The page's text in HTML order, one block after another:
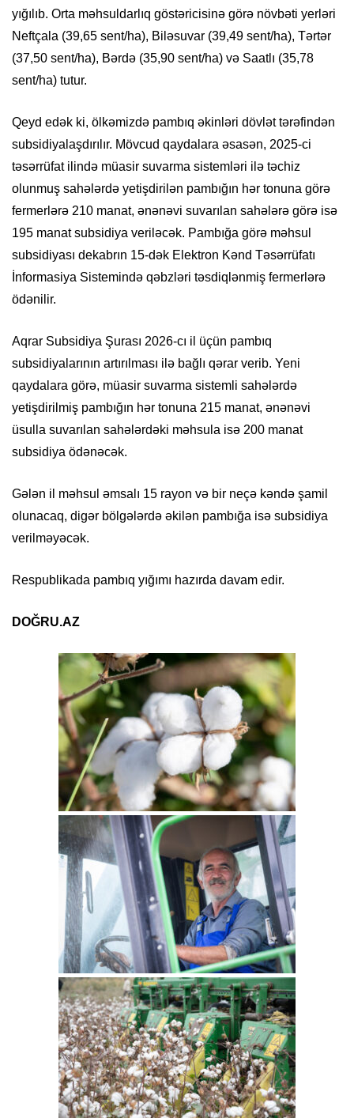
yığılıb. Orta məhsuldarlıq göstəricisinə görə növbəti yerləri
Neftçala (39,65 sent/ha), Biləsuvar (39,49 sent/ha), Tərtər
(37,50 sent/ha), Bərdə (35,90 sent/ha) və Saatlı (35,78
sent/ha) tutur.
Qeyd edək ki, ölkəmizdə pambıq əkinləri dövlət tərəfindən
subsidiyalaşdırılır. Mövcud qaydalara əsasən, 2025-ci
təsərrüfat ilində müasir suvarma sistemləri ilə təchiz
olunmuş sahələrdə yetişdirilən pambığın hər tonuna görə
fermerlərə 210 manat, ənənəvi suvarılan sahələrə görə isə
195 manat subsidiya veriləcək. Pambığa görə məhsul
subsidiyası dekabrın 15-dək Elektron Kənd Təsərrüfatı
İnformasiya Sistemində qəbzləri təsdiqlənmiş fermerlərə
ödənilir.
Aqrar Subsidiya Şurası 2026-cı il üçün pambıq
subsidiyalarının artırılması ilə bağlı qərar verib. Yeni
qaydalara görə, müasir suvarma sistemli sahələrdə
yetişdirilmiş pambığın hər tonuna 215 manat, ənənəvi
üsulla suvarılan sahələrdəki məhsula isə 200 manat
subsidiya ödənəcək.
Gələn il məhsul əmsalı 15 rayon və bir neçə kəndə şamil
olunacaq, digər bölgələrdə əkilən pambığa isə subsidiya
verilməyəcək.
Respublikada pambıq yığımı hazırda davam edir.
DOĞRU.AZ